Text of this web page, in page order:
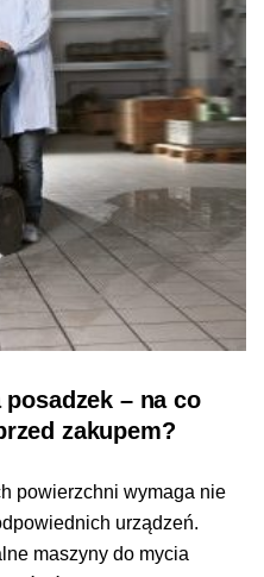
– na co
zakupem?
powierzchni wymaga nie
urządzeń.
maszyny do mycia